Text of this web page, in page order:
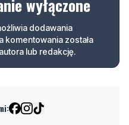
lub redakcję.